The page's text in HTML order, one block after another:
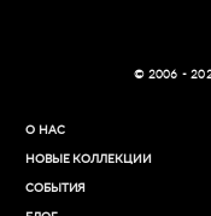
© 2006 -
О НАС
НОВЫЕ КОЛЛЕКЦИИ
СОБЫТИЯ